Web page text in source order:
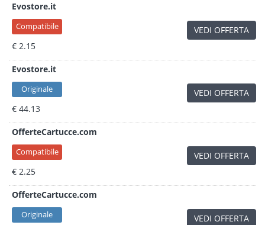
Evostore.it
Compatibile
€ 2.15
VEDI OFFERTA
Evostore.it
Originale
€ 44.13
VEDI OFFERTA
OfferteCartucce.com
Compatibile
€ 2.25
VEDI OFFERTA
OfferteCartucce.com
Originale VEDI OFFERTA